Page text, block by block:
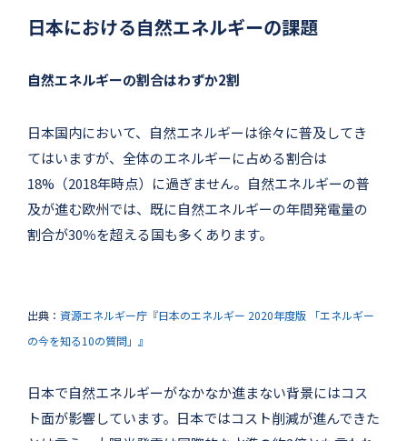
日本における自然エネルギーの課題
自然エネルギーの割合はわずか2割
日本国内において、自然エネルギーは徐々に普及してき
てはいますが、全体のエネルギーに占める割合は
18%（2018年時点）に過ぎません。自然エネルギーの普
及が進む欧州では、既に自然エネルギーの年間発電量の
割合が30％を超える国も多くあります。
出典： 資源エネルギー庁『日本のエネルギー 2020年度版 「エネルギー
の今を知る10の質問」』
日本で自然エネルギーがなかなか進まない背景にはコス
ト面が影響しています。日本ではコスト削減が進んできた